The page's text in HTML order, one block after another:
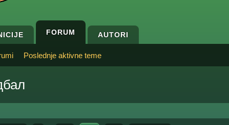
FORUM AUTORI
Poslednje aktivne teme